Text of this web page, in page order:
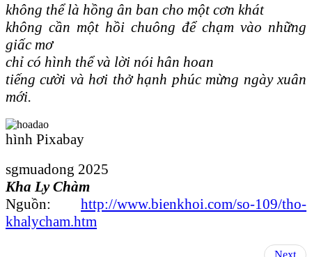
không thể là hồng ân ban cho một cơn khát
không cần một hồi chuông để chạm vào những
giấc mơ
chỉ có hình thể và lời nói hân hoan
tiếng cười và hơi thở hạnh phúc mừng ngày xuân
mới.
hình Pixabay
sgmuadong 2025
Kha Ly Chàm
Nguồn: http://www.bienkhoi.com/so-109/tho-
khalycham.htm
Next